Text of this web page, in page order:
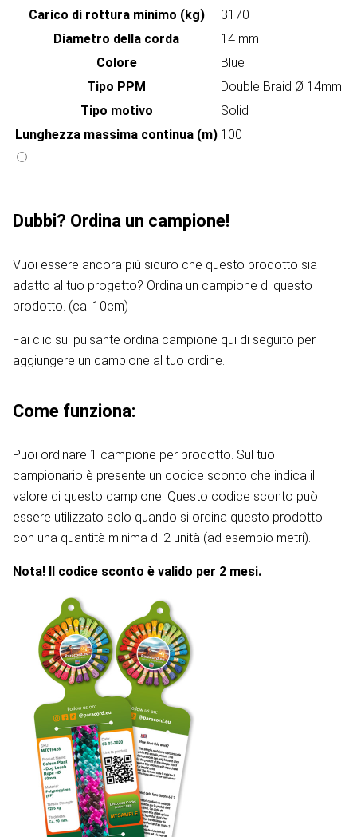
Carico di rottura minimo (kg)
3170
Diametro della corda
14 mm
Colore
Blue
Tipo PPM
Double Braid Ø 14mm
Tipo motivo
Solid
Lunghezza massima continua (m) 100
Dubbi? Ordina un campione!
Vuoi essere ancora più sicuro che questo prodotto sia
adatto al tuo progetto? Ordina un campione di questo
prodotto. (ca. 10cm)
Fai clic sul pulsante ordina campione qui di seguito per
aggiungere un campione al tuo ordine.
Come funziona:
Puoi ordinare 1 campione per prodotto. Sul tuo
campionario è presente un codice sconto che indica il
valore di questo campione. Questo codice sconto può
essere utilizzato solo quando si ordina questo prodotto
con una quantità minima di 2 unità (ad esempio metri).
Nota! Il codice sconto è valido per 2 mesi.